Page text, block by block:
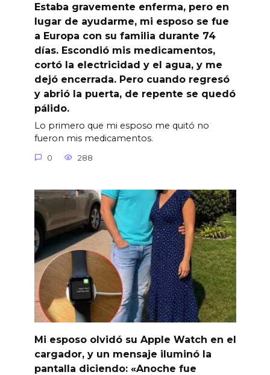
Estaba gravemente enferma, pero en
lugar de ayudarme, mi esposo se fue
a Europa con su familia durante 74
días. Escondió mis medicamentos,
cortó la electricidad y el agua, y me
dejó encerrada. Pero cuando regresó
y abrió la puerta, de repente se quedó
pálido.
Lo primero que mi esposo me quitó no
fueron mis medicamentos.
0 288
Mi esposo olvidó su Apple Watch en el
cargador, y un mensaje iluminó la
pantalla diciendo: «Anoche fue